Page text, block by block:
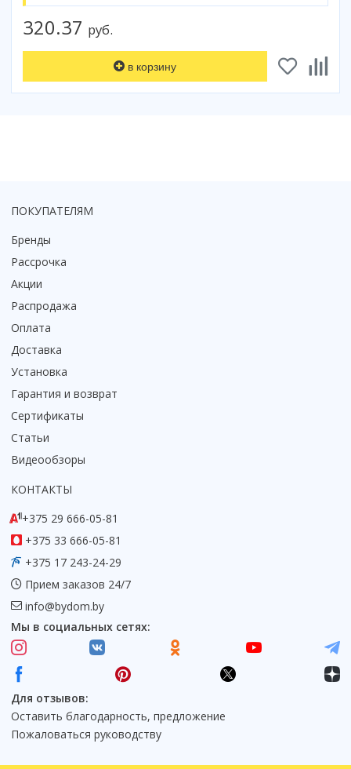
320.37 руб.
в корзину
ПОКУПАТЕЛЯМ
Бренды
Рассрочка
Акции
Распродажа
Оплата
Доставка
Установка
Гарантия и возврат
Сертификаты
Статьи
Видеообзоры
КОНТАКТЫ
+375 29 666-05-81
+375 33 666-05-81
+375 17 243-24-29
Прием заказов 24/7
info@bydom.by
Мы в социальных сетях:
Для отзывов:
Оставить благодарность, предложение
Пожаловаться руководству